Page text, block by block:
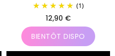
(1)
Prix
habituel
12,90 €
BIENTÔT DISPO